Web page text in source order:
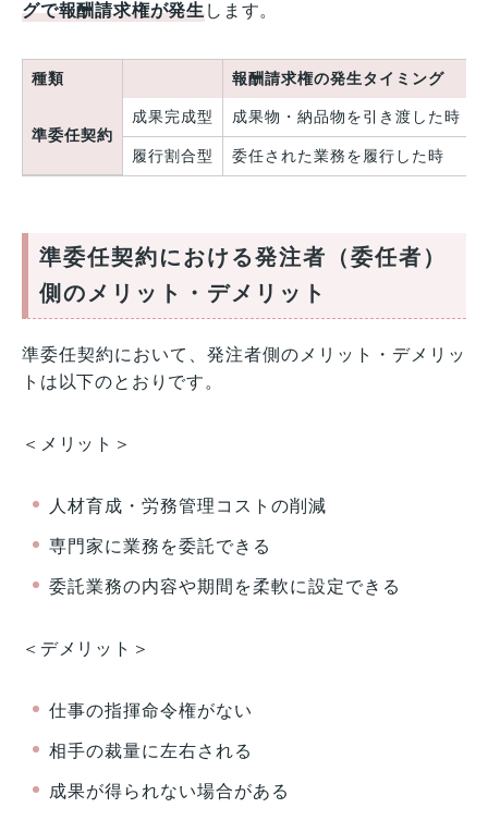
グで報酬請求権が発生します。
種類 報酬請求権の発生タイミング
準委任契約
成果完成型 成果物・納品物を引き渡した時
履行割合型 委任された業務を履行した時
準委任契約における発注者（委任者）
側のメリット・デメリット
準委任契約において、発注者側のメリット・デメリッ
トは以下のとおりです。
＜メリット＞
人材育成・労務管理コストの削減
専門家に業務を委託できる
委託業務の内容や期間を柔軟に設定できる
＜デメリット＞
仕事の指揮命令権がない
相手の裁量に左右される
成果が得られない場合がある